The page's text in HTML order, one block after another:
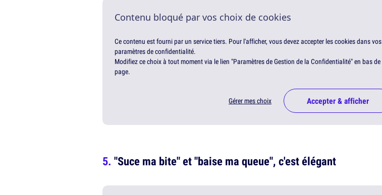
Contenu bloqué par vos choix de cookies
Ce contenu est fourni par un service tiers. Pour l'afficher, vous devez accepter les cookies dans vos
paramètres de confidentialité.
Modifiez ce choix à tout moment via le lien "Paramètres de Gestion de la Confidentialité" en bas de
page.
Gérer mes choix Accepter & afficher
"Suce ma bite" et "baise ma queue", c'est élégant